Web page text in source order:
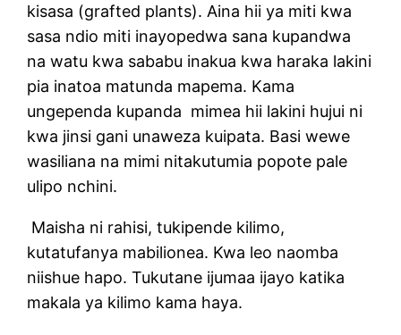
kisasa (grafted plants). Aina hii ya miti kwa
sasa ndio miti inayopedwa sana kupandwa
na watu kwa sababu inakua kwa haraka lakini
pia inatoa matunda mapema. Kama
ungependa kupanda mimea hii lakini hujui ni
kwa jinsi gani unaweza kuipata. Basi wewe
wasiliana na mimi nitakutumia popote pale
ulipo nchini.
Maisha ni rahisi, tukipende kilimo,
kutatufanya mabilionea. Kwa leo naomba
niishue hapo. Tukutane ijumaa ijayo katika
makala ya kilimo kama haya.